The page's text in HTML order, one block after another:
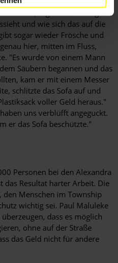
sagt er. "Hier zeigen
und wie sich das auf die
sogar wieder Frösche und
hier, mitten im Fluss,
"Es wurde von einem Mann
Säubern begannen und das
kam er mit einem Messer
schlitzte das Sofa auf und
voller Geld heraus."
uns verblüfft angeguckt.
er das Sofa beschützte."
Personen bei den Alexandra
Resultat harter Arbeit. Die
Menschen im Township
wichtig sei. Paul ­Maluleke
dass es möglich
ohne auf der Straße
das Geld nicht für andere